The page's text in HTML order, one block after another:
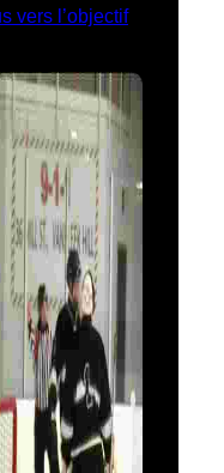
vers l’objectif